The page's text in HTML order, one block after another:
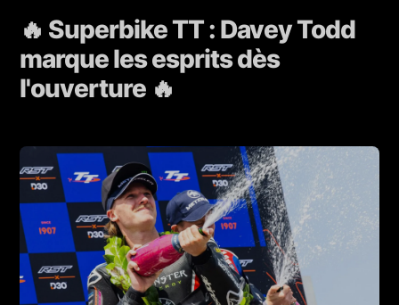
🔥 Superbike TT : Davey Todd
marque les esprits dès
l'ouverture 🔥